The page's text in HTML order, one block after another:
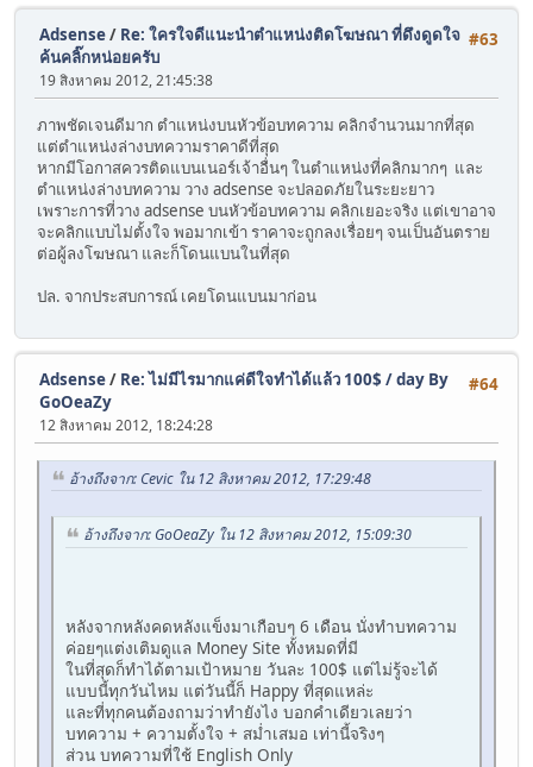
#63
Adsense/ Re: ใครใจดีแนะนำตำแหน่งติดโฆษณา ที่ดึงดูดใจ
ค้นคลิ๊กหน่อยครับ
19 สิงหาคม 2012, 21:45:38
ภาพชัดเจนดีมาก ตำแหน่งบนหัวข้อบทความ คลิกจำนวนมากที่สุด
แต่ตำแหน่งล่างบทความราคาดีที่สุด
หากมีโอกาสควรติดแบนเนอร์เจ้าอื่นๆ ในตำแหน่งที่คลิกมากๆ และ
ตำแหน่งล่างบทความ วาง adsense จะปลอดภัยในระยะยาว
เพราะการที่วาง adsense บนหัวข้อบทความ คลิกเยอะจริง แต่เขาอาจ
จะคลิกแบบไม่ตั้งใจ พอมากเข้า ราคาจะถูกลงเรื่อยๆ จนเป็นอันตราย
ต่อผู้ลงโฆษณา และก็โดนแบนในที่สุด
ปล. จากประสบการณ์ เคยโดนแบนมาก่อน
#64
Adsense/ Re: ไม่มีไรมากแค่ดีใจทำได้แล้ว 100$ / day By
GoOeaZy
12 สิงหาคม 2012, 18:24:28
อ้างถึงจาก: Cevic ใน 12 สิงหาคม 2012, 17:29:48
อ้างถึงจาก: GoOeaZy ใน 12 สิงหาคม 2012, 15:09:30
หลังจากหลังคดหลังแข็งมาเกือบๆ 6 เดือน นั่งทำบทความ
ค่อยๆแต่งเติมดูแล Money Site ทั้งหมดที่มี
ในที่สุดก็ทำได้ตามเป้าหมาย วันละ 100$ แต่ไม่รู้จะได้
แบบนี้ทุกวันไหม แต่วันนี้ก็ Happy ที่สุดแหล่ะ
และที่ทุกคนต้องถามว่าทำยังไง บอกคำเดียวเลยว่า
บทความ + ความตั้งใจ + สม่ำเสมอ เท่านี้จริงๆ
ส่วน บทความที่ใช้ English Only